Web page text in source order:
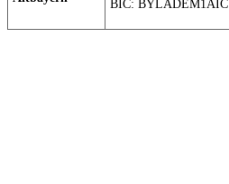
BIC: BYLADEM1AIC